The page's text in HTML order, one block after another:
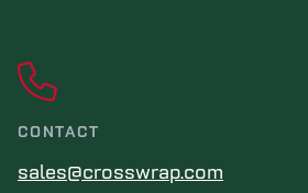
CONTACT
sales@crosswrap.com